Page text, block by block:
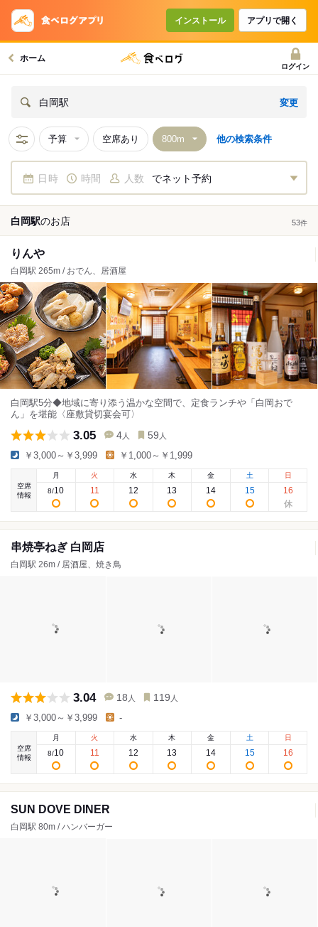
インストール アプリで開く
ホーム
ログイン
白岡駅 変更
予算 空席あり 他の検索条件
日時 時間 人数 でネット予約
白岡駅のお店 53件
りんや
白岡駅 265m / おでん、居酒屋
白岡駅5分◆地域に寄り添う温かな空間で、定食ランチや「白岡おで
ん」を堪能〈座敷貸切宴会可〉
3.05 4 人 59 人
￥3,000～￥3,999 ￥1,000～￥1,999
空席
情報
月
8/10
火
11
水
12
木
13
金
14
土
15
日
16
串焼亭ねぎ 白岡店
白岡駅 26m / 居酒屋、焼き鳥
3.04 18 人 119 人
￥3,000～￥3,999 -
空席
情報
月
8/10
火
11
水
12
木
13
金
14
土
15
日
16
SUN DOVE DINER
白岡駅 80m / ハンバーガー